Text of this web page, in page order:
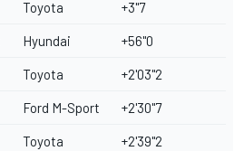
Toyota +3"7
Hyundai +56"0
Toyota +2'03"2
Ford M-Sport +2'30"7
Toyota +2'39"2